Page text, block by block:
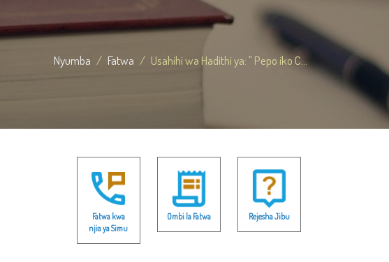
Nyumba Fatwa Usahihi wa Hadithi ya: " Pepo iko C...
Fatwa kwa
njia ya Simu
Ombi la Fatwa Rejesha Jibu